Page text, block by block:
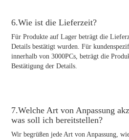
6.Wie ist die Lieferzeit?
Für Produkte auf Lager beträgt die
Details bestätigt wurden. Für
innerhalb von 3000PCs, beträgt die
Bestätigung der Details.
7.Welche Art von Anpassung
was soll ich bereitstellen?
Wir begrüßen jede Art von Anpassung,